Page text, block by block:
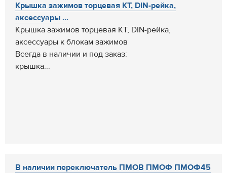
Крышка зажимов торцевая КТ, DIN-рейка,
аксессуары ...
Крышка зажимов торцевая КТ, DIN-рейка,
аксессуары к блокам зажимов
Всегда в наличии и под заказ:
крышка...
В наличии переключатель ПМОВ ПМОФ ПМОФ45